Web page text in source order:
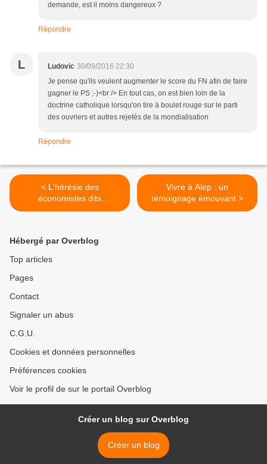
demande, est il moins dangereux ?
Répondre
L Ludovic 30/09/2016 22:30
Je pense qu'ils veulent augmenter le score du FN afin de faire
gagner le PS ;-)<br /> En tout cas, on est bien loin de la
doctrine catholique lorsqu'on tire à boulet rouge sur le parti
des ouvriers et autres rejetés de la mondialisation
Répondre
< L'hérésie des
économistes dits
orthodoxes
Vivre à Alep : un
témoignage émouvant >
Hébergé par Overblog
Top articles
Pages
Contact
Signaler un abus
C.G.U.
Cookies et données personnelles
Préférences cookies
Voir le profil de sur le portail Overblog
Créer un blog sur Overblog
Créer un blog